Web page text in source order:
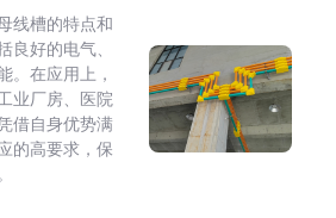
线槽的特点和
良好的电气、
。在应用上，
业厂房、医院
借自身优势满
的高要求，保